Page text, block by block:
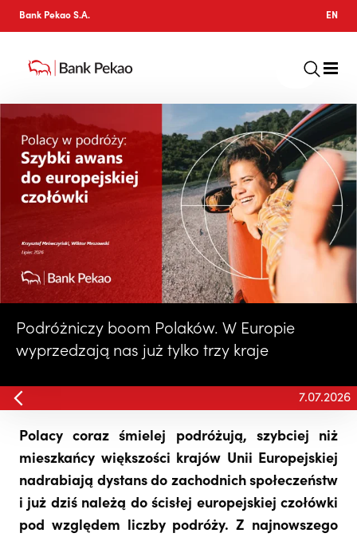
Bank Pekao S.A. EN
Podróżniczy boom Polaków. W Europie
wyprzedzają nas już tylko trzy kraje
7.07.2026
Polacy coraz śmielej podróżują, szybciej niż
mieszkańcy większości krajów Unii Europejskiej
nadrabiają dystans do zachodnich społeczeństw
i już dziś należą do ścisłej europejskiej czołówki
pod względem liczby podróży. Z najnowszego